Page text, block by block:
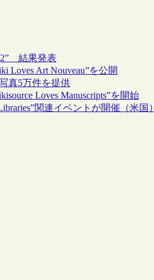
結果発表
Loves Art Nouveau”を公開
真5万件を提供
Loves Manuscripts”を開始
関連イベントが開催（米国）